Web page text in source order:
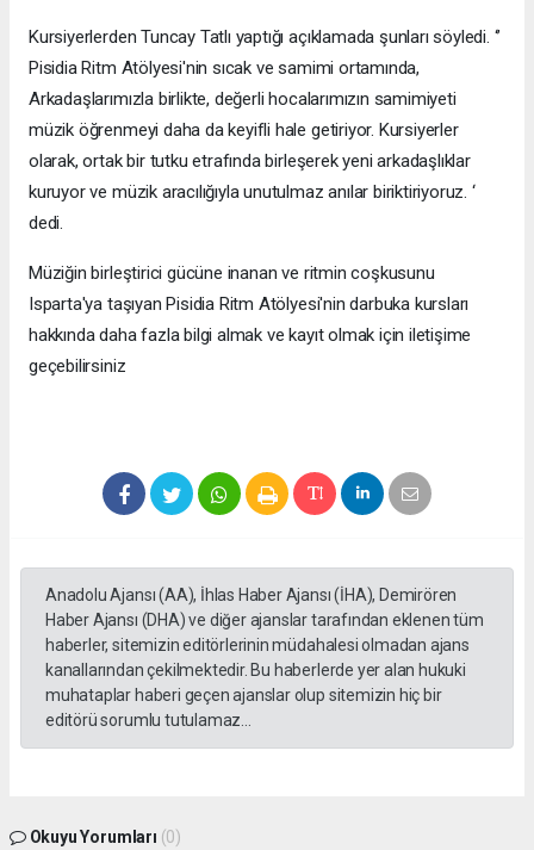
Kursiyerlerden Tuncay Tatlı yaptığı açıklamada şunları söyledi. ‘’
Pisidia Ritm Atölyesi'nin sıcak ve samimi ortamında,
Arkadaşlarımızla birlikte, değerli hocalarımızın samimiyeti
müzik öğrenmeyi daha da keyifli hale getiriyor. Kursiyerler
olarak, ortak bir tutku etrafında birleşerek yeni arkadaşlıklar
kuruyor ve müzik aracılığıyla unutulmaz anılar biriktiriyoruz. ‘
dedi.
Müziğin birleştirici gücüne inanan ve ritmin coşkusunu
Isparta'ya taşıyan Pisidia Ritm Atölyesi'nin darbuka kursları
hakkında daha fazla bilgi almak ve kayıt olmak için iletişime
geçebilirsiniz
Anadolu Ajansı (AA), İhlas Haber Ajansı (İHA), Demirören
Haber Ajansı (DHA) ve diğer ajanslar tarafından eklenen tüm
haberler, sitemizin editörlerinin müdahalesi olmadan ajans
kanallarından çekilmektedir. Bu haberlerde yer alan hukuki
muhataplar haberi geçen ajanslar olup sitemizin hiç bir
editörü sorumlu tutulamaz...
Okuyu Yorumları (0)